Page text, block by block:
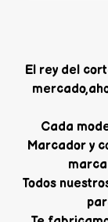
El rey del
Cada
Marcador y
Todos